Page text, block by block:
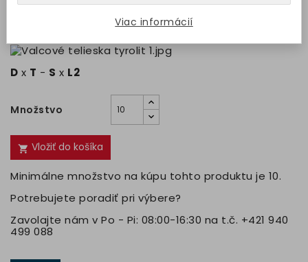
1,69 € bez DPH2,08 € s DPH
D x T - S x L2
Množstvo
 Vložiť do košíka
Minimálne množstvo na kúpu tohto produktu je 10.
Potrebujete poradiť pri výbere?
Zavolajte nám v Po - Pi: 08:00-16:30 na t.č. +421 940
499 088
Viac informácií